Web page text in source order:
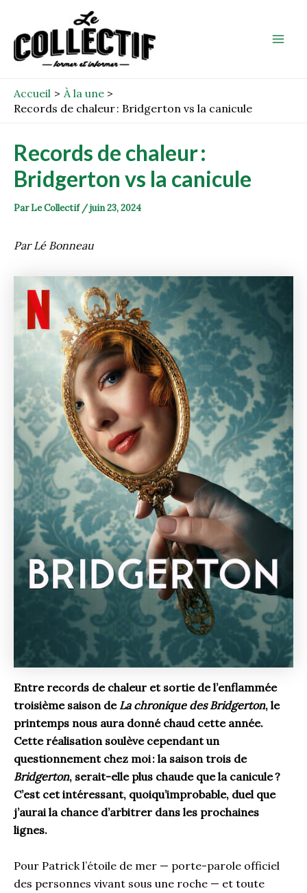
contenu
Accueil
À la une
Records de chaleur : Bridgerton vs la canicule
Records de chaleur :
Bridgerton vs la canicule
ParLe Collectif /juin 23, 2024
Par Lé Bonneau
Entre records de chaleur et sortie de l’enflammée
troisième saison de La chronique des Bridgerton, le
printemps nous aura donné chaud cette année.
Cette réalisation soulève cependant un
questionnement chez moi : la saison trois de
Bridgerton, serait-elle plus chaude que la canicule ?
C’est cet intéressant, quoiqu’improbable, duel que
j’aurai la chance d’arbitrer dans les prochaines
lignes.
Pour Patrick l’étoile de mer — porte-parole officiel
des personnes vivant sous une roche — et toute
navigation